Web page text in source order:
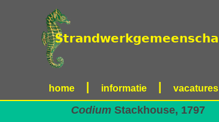
home informatie vacatures
CodiumStackhouse, 1797